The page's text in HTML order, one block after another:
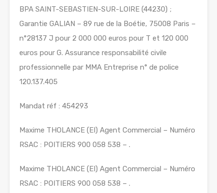
BPA SAINT-SEBASTIEN-SUR-LOIRE (44230) ;
Garantie GALIAN – 89 rue de la Boétie, 75008 Paris –
n°28137 J pour 2 000 000 euros pour T et 120 000
euros pour G. Assurance responsabilité civile
professionnelle par MMA Entreprise n° de police
120.137.405
Mandat réf : 454293
Maxime THOLANCE (EI) Agent Commercial – Numéro
RSAC : POITIERS 900 058 538 – .
Maxime THOLANCE (EI) Agent Commercial – Numéro
RSAC : POITIERS 900 058 538 – .